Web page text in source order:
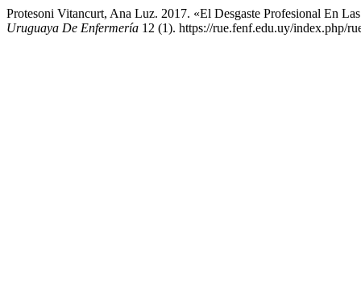
Protesoni Vitancurt, Ana Luz. 2017. «El Desgaste Profesional En
Uruguaya De Enfermería 12 (1). https://rue.fenf.edu.uy/index.php/